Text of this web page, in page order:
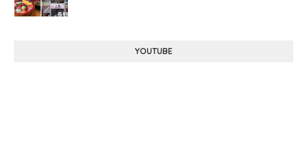
YOUTUBE